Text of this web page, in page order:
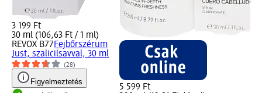
3 199 Ft
30 ml (106,63 Ft / 1 ml)
REVOX B77Fejbőrszérum
Just, szalicilsavval, 30 ml
(28)
Figyelmeztetés
5 599 Ft